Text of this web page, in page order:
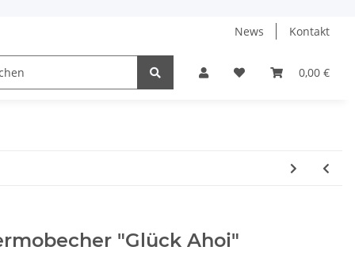
News
Kontakt
0,00 €
"Glück Ahoi"